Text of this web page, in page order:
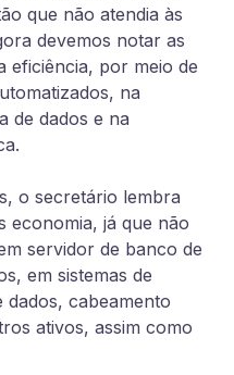
que não atendia às
devemos notar as
eficiência, por meio de
na
de dados e na
o secretário lembra
economia, já que não
servidor de banco de
em sistemas de
cabeamento
ativos, assim como